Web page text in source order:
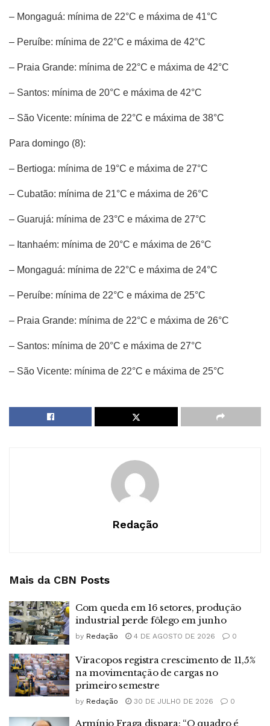
– Mongaguá: mínima de 22°C e máxima de 41°C
– Peruíbe: mínima de 22°C e máxima de 42°C
– Praia Grande: mínima de 22°C e máxima de 42°C
– Santos: mínima de 20°C e máxima de 42°C
– São Vicente: mínima de 22°C e máxima de 38°C
Para domingo (8):
– Bertioga: mínima de 19°C e máxima de 27°C
– Cubatão: mínima de 21°C e máxima de 26°C
– Guarujá: mínima de 23°C e máxima de 27°C
– Itanhaém: mínima de 20°C e máxima de 26°C
– Mongaguá: mínima de 22°C e máxima de 24°C
– Peruíbe: mínima de 22°C e máxima de 25°C
– Praia Grande: mínima de 22°C e máxima de 26°C
– Santos: mínima de 20°C e máxima de 27°C
– São Vicente: mínima de 22°C e máxima de 25°C
Redação
Mais da CBN Posts
Com queda em 16 setores, produção
industrial perde fôlego em junho
by Redação 4 DE AGOSTO DE 2026 0
Viracopos registra crescimento de 11,5%
na movimentação de cargas no
primeiro semestre
by Redação 30 DE JULHO DE 2026 0
Armínio Fraga dispara: “O quadro é